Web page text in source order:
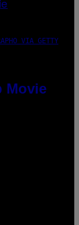
VIA GETTY
Movie